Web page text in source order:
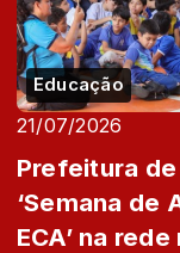
Educação
21/07/2026
Prefeitura
‘Semana de
ECA’ na